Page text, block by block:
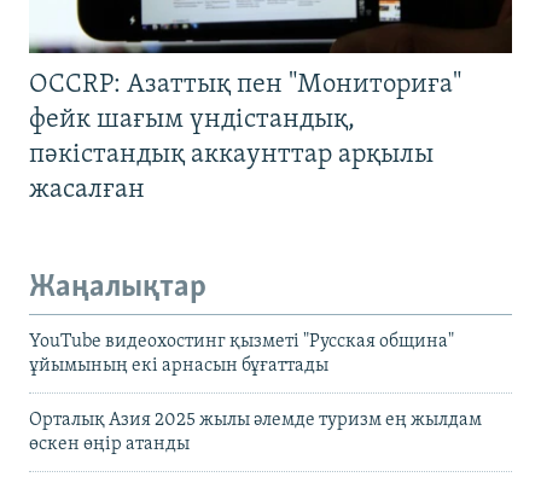
OCCRP: Азаттық пен "Мониториға"
фейк шағым үндістандық,
пәкістандық аккаунттар арқылы
жасалған
Жаңалықтар
YouTube видеохостинг қызметі "Русская община"
ұйымының екі арнасын бұғаттады
Орталық Азия 2025 жылы әлемде туризм ең жылдам
өскен өңір атанды